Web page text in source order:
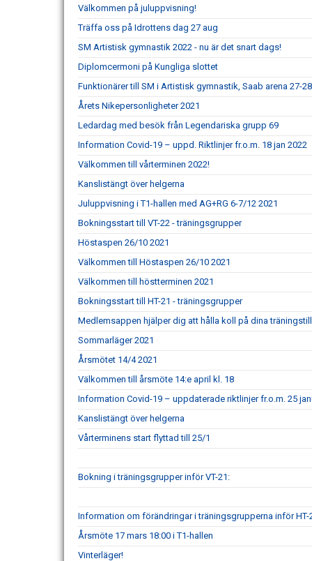
Välkommen på juluppvisning!
Träffa oss på Idrottens dag 27 aug
SM Artistisk gymnastik 2022 - nu är det snart dags!
Diplomcermoni på Kungliga slottet
Funktionärer till SM i Artistisk gymnastik, Saab arena 27-
Årets Nikepersonligheter 2021
Ledardag med besök från Legendariska grupp 69
Information Covid-19 – uppd. Riktlinjer fr.o.m. 18 jan 2022
Välkommen till vårterminen 2022!
Kanslistängt över helgerna
Juluppvisning i T1-hallen med AG+RG 6-7/12 2021
Bokningsstart till VT-22 - träningsgrupper
Höstaspen 26/10 2021
Välkommen till Höstaspen 26/10 2021
Välkommen till höstterminen 2021
Bokningsstart till HT-21 - träningsgrupper
Medlemsappen hjälper dig att hålla koll på dina
Sommarläger 2021
Årsmötet 14/4 2021
Välkommen till årsmöte 14:e april kl. 18
Information Covid-19 – uppdaterade riktlinjer fr.o.m. 25
Kanslistängt över helgerna
Vårterminens start flyttad till 25/1
Bokning i träningsgrupper inför VT-21:
Information om förändringar i träningsgrupperna inför HT-
Årsmöte 17 mars 18:00 i T1-hallen
Vinterläger!